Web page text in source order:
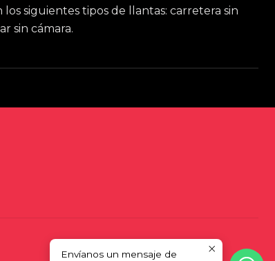
los siguientes tipos de llantas: carretera sin
sin cámara.
Envíanos un mensaje de